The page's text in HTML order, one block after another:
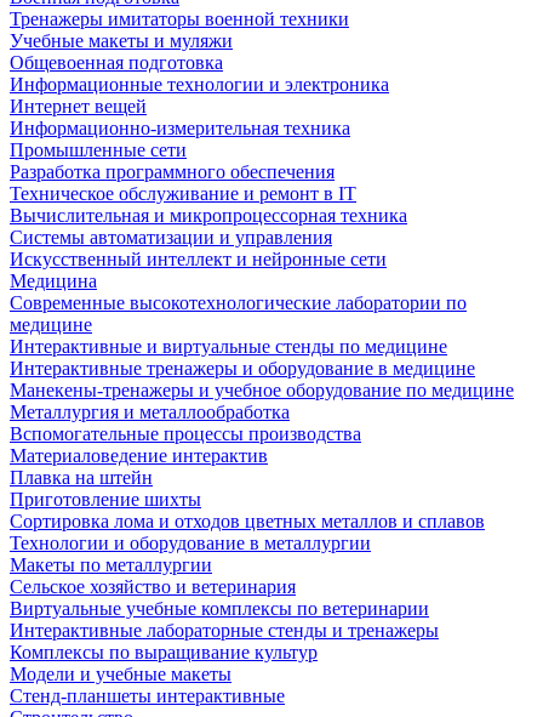
Тренажеры имитаторы военной техники
Учебные макеты и муляжи
Общевоенная подготовка
Информационные технологии и электроника
Интернет вещей
Информационно-измерительная техника
Промышленные сети
Разработка программного обеспечения
Техническое обслуживание и ремонт в IT
Вычислительная и микропроцессорная техника
Системы автоматизации и управления
Искусственный интеллект и нейронные сети
Медицина
Современные высокотехнологические лаборатории по
медицине
Интерактивные и виртуальные стенды по медицине
Интерактивные тренажеры и оборудование в медицине
Манекены-тренажеры и учебное оборудование по медицине
Металлургия и металлообработка
Вспомогательные процессы производства
Материаловедение интерактив
Плавка на штейн
Приготовление шихты
Сортировка лома и отходов цветных металлов и сплавов
Технологии и оборудование в металлургии
Макеты по металлургии
Сельское хозяйство и ветеринария
Виртуальные учебные комплексы по ветеринарии
Интерактивные лабораторные стенды и тренажеры
Комплексы по выращивание культур
Модели и учебные макеты
Стенд-планшеты интерактивные